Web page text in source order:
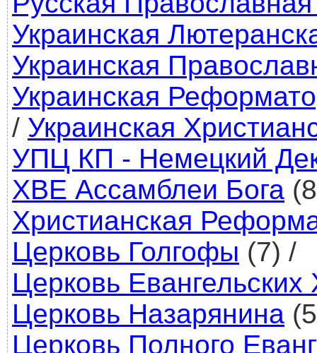
Украинская
Украинская
Украинская
/ Украинская
УПЦ КП - Немецкий
ХВЕ Ассамблеи Бога
Христианская
Церковь Голгофы (7) /
Церковь
Церковь Назарянина
Церковь Полного